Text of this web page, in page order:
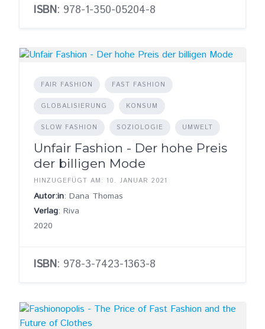
ISBN: 978-1-350-05204-8
FAIR FASHION FAST FASHION
GLOBALISIERUNG KONSUM
SLOW FASHION SOZIOLOGIE UMWELT
Unfair Fashion - Der hohe Preis
der billigen Mode
HINZUGEFÜGT AM: 10. JANUAR 2021
Autor:in: Dana Thomas
Verlag: Riva
2020
ISBN: 978-3-7423-1363-8